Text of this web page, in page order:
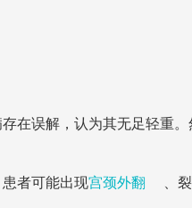
在误解，认为其无足轻重。
者可能出现宫颈外翻 、